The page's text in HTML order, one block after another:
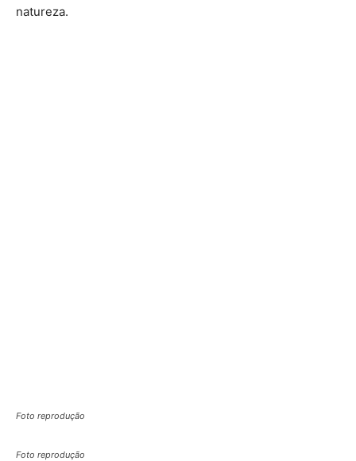
natureza.
Foto reprodução
Foto reprodução